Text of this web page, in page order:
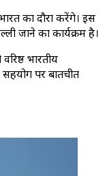
का दौरा करेंगे। इस
जाने का कार्यक्रम है।
भारतीय
सहयोग पर बातचीत